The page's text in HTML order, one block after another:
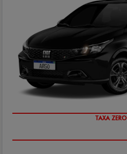
TAXA ZERO